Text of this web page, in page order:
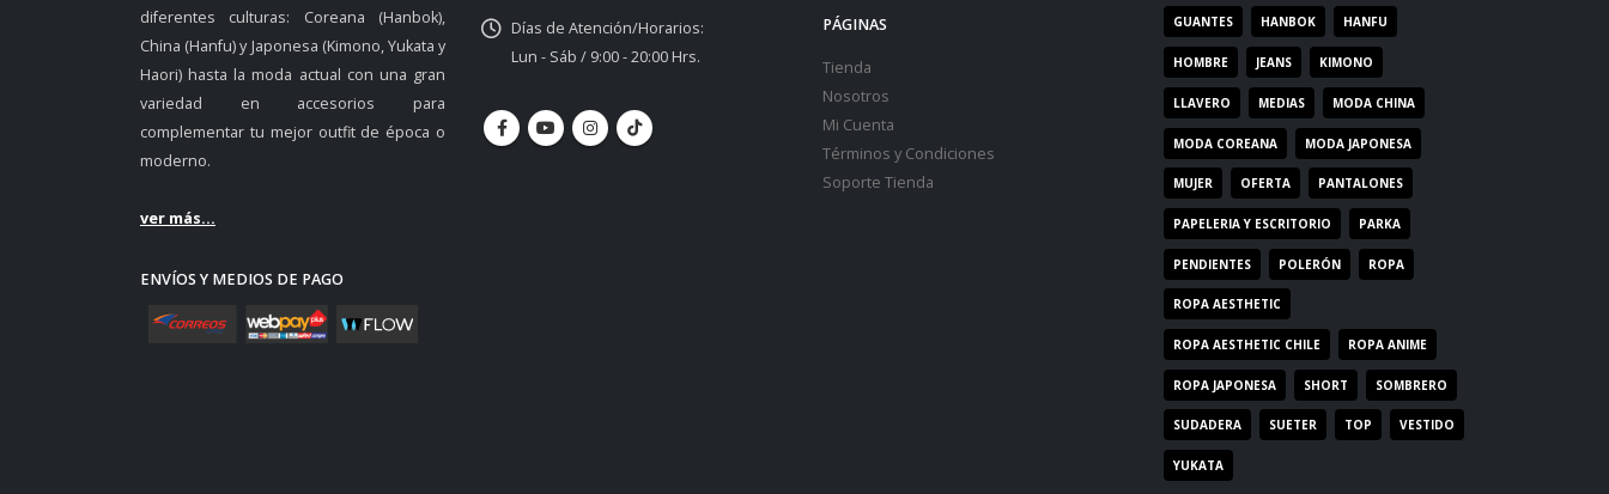
diferentes culturas: Coreana (Hanbok),
China (Hanfu) y Japonesa (Kimono, Yukata y
Haori) hasta la moda actual con una gran
variedad en accesorios para
complementar tu mejor outfit de época o
moderno.
ver más...
ENVÍOS Y MEDIOS DE PAGO
Días de Atención/Horarios:
Lun - Sáb / 9:00 - 20:00 Hrs.
PÁGINAS
Tienda
Nosotros
Mi Cuenta
Términos y Condiciones
Soporte Tienda
GUANTES HANBOK HANFU
HOMBRE JEANS KIMONO
LLAVERO MEDIAS MODA CHINA
MODA COREANA MODA JAPONESA
MUJER OFERTA PANTALONES
PAPELERIA Y ESCRITORIO PARKA
PENDIENTES POLERÓN ROPA
ROPA AESTHETIC
ROPA AESTHETIC CHILE ROPA ANIME
ROPA JAPONESA SHORT SOMBRERO
SUDADERA SUETER TOP VESTIDO
YUKATA